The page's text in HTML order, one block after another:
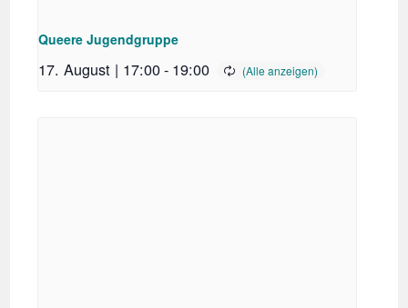
Queere Jugendgruppe
17. August | 17:00- 19:00